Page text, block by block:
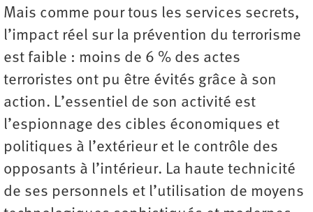
Mais comme pour tous les services secrets,
l’impact réel sur la prévention du terrorisme
est faible : moins de 6 % des actes
terroristes ont pu être évités grâce à son
action. L’essentiel de son activité est
l’espionnage des cibles économiques et
politiques à l’extérieur et le contrôle des
opposants à l’intérieur. La haute technicité
de ses personnels et l’utilisation de moyens